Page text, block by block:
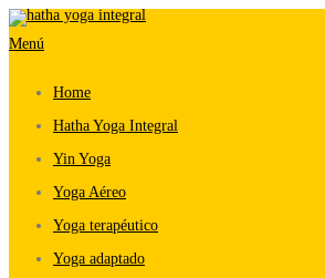
Saltar
al
Menú
Home
Hatha Yoga Integral
Yin Yoga
Yoga Aéreo
Yoga terapéutico
Yoga adaptado